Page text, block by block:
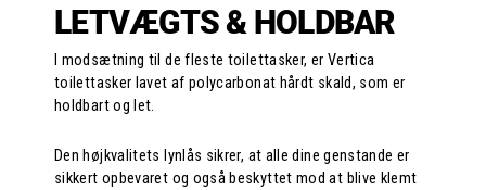
LETVÆGTS & HOLDBAR
I modsætning til de fleste toilettasker, er Vertica
toilettasker lavet af polycarbonat hårdt skald, som er
holdbart og let.
Den højkvalitets lynlås sikrer, at alle dine genstande er
sikkert opbevaret og også beskyttet mod at blive klemt